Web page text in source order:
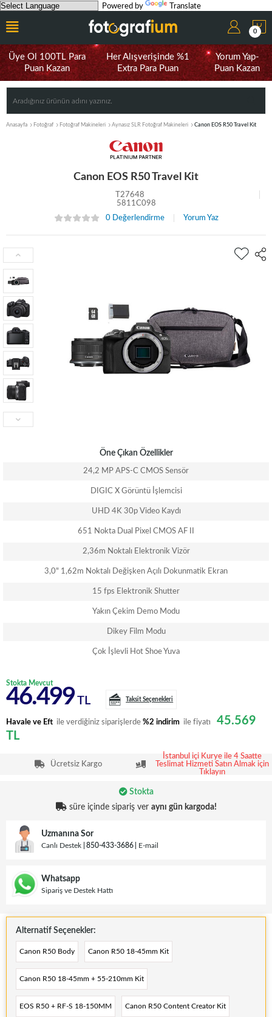
Powered by Translate
0
Üye Ol 100TL Para
Puan Kazan
Her Alışverişinde %1
Extra Para Puan
Yorum Yap-
Puan Kazan
Anasayfa Fotoğraf Fotoğraf Makineleri Aynasız SLR Fotoğraf Makineleri Canon EOS R50 Travel Kit
Canon EOS R50 Travel Kit
T27648
5811C098
0 Değerlendirme
Yorum Yaz
Öne Çıkan Özellikler
24,2 MP APS-C CMOS Sensör
DIGIC X Görüntü İşlemcisi
UHD 4K 30p Video Kaydı
651 Nokta Dual Pixel CMOS AF II
2,36m Noktalı Elektronik Vizör
3,0" 1,62m Noktalı Değişken Açılı Dokunmatik Ekran
15 fps Elektronik Shutter
Yakın Çekim Demo Modu
Dikey Film Modu
Çok İşlevli Hot Shoe Yuva
Stokta Mevcut
46.499 TL Taksit Seçenekleri
Havale ve Eft ile verdiğiniz siparişlerde %2 indirim ile fiyatı
45.569
TL
Ücretsiz Kargo
İstanbul içi Kurye ile 4 Saatte
Teslimat Hizmeti Satın Almak için
Tıklayın
Stokta
süre içinde sipariş ver aynı gün kargoda!
Uzmanına Sor
Canlı Destek 850-433-3686 E-mail
Whatsapp
Sipariş ve Destek Hattı
Alternatif Seçenekler:
Canon R50 Body Canon R50 18-45mm Kit
Canon R50 18-45mm + 55-210mm Kit
EOS R50 + RF-S 18-150MM Canon R50 Content Creator Kit